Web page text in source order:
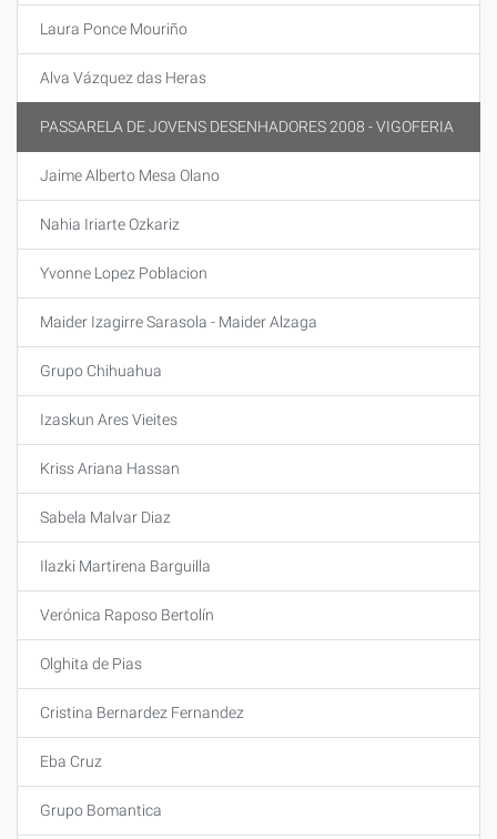
Laura Ponce Mouriño
Alva Vázquez das Heras
PASSARELA DE JOVENS DESENHADORES 2008 - VIGOFERIA
Jaime Alberto Mesa Olano
Nahia Iriarte Ozkariz
Yvonne Lopez Poblacion
Maider Izagirre Sarasola - Maider Alzaga
Grupo Chihuahua
Izaskun Ares Vieites
Kriss Ariana Hassan
Sabela Malvar Diaz
Ilazki Martirena Barguilla
Verónica Raposo Bertolín
Olghita de Pias
Cristina Bernardez Fernandez
Eba Cruz
Grupo Bomantica